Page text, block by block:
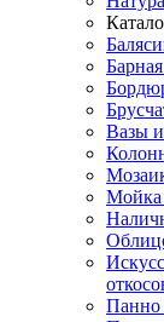
Вазы
Мойка
Панно